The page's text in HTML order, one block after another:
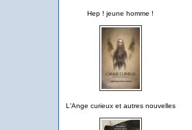
Hep ! jeune homme !
L'Ange curieux et autres nouvelles